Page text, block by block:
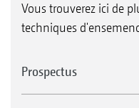
Vous trouverez ici de
techniques
Prospectus